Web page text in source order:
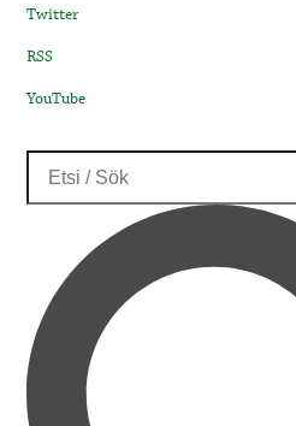
Twitter
RSS
YouTube